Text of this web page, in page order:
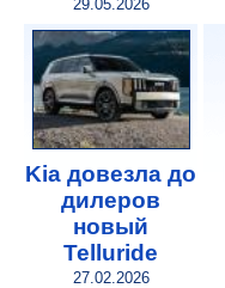
29.05.2026
Kia довезла до
дилеров
новый
Telluride
27.02.2026